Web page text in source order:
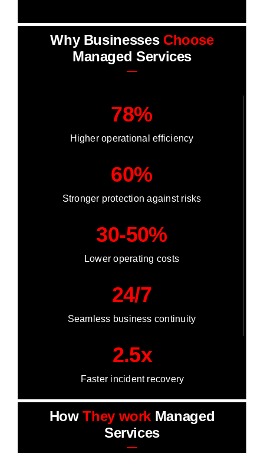
Why Businesses Choose
Managed Services
78%
Higher operational efficiency
60%
Stronger protection against risks
30-50%
Lower operating costs
24/7
Seamless business continuity
2.5x
Faster incident recovery
How They work Managed
Services